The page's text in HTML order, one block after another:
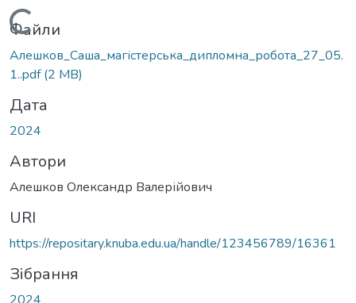
Вантажиться...
Файли
Алешков_Саша_магістерська_дипломна_робота_27_05.
1..pdf(2 MB)
Дата
2024
Автори
Алешков Олександр Валерійович
URI
https://repositary.knuba.edu.ua/handle/123456789/16361
Зібрання